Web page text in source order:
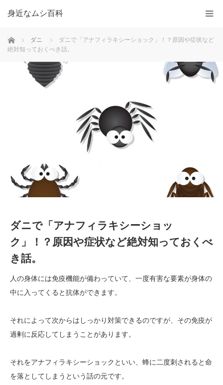
身近なムシ百科
ホーム ダニ
ダニで「アナフィラキシーショック」！？原因や症状など
絶対知っておくべき話。
ダニで「アナフィラキシーショッ
ク」！？原因や症状など絶対知っておくべ
き話。
人の身体には免疫機能が備わっていて、一度有害な要素が身体の
中に入ってくると抗体ができます。
それによって次からはしっかり対策できるのですが、その免疫が
過剰に反応してしまうことがあります。
それをアナフィラキシーショックといい、蜂に二度刺されると命
を落としてしまうという話の元です。